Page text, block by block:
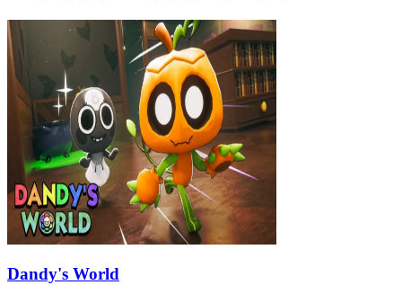
Dandy's World